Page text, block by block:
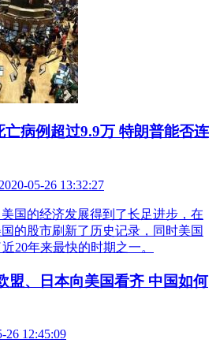
病例超过9.9万 特朗普能否连
05-26 13:32:27
国的经济发展得到了长足进步，在
的股市刷新了历史记录，同时美国
20年来最快的时期之一。
盟、日本向美国看齐 中国如何
26 12:45:09